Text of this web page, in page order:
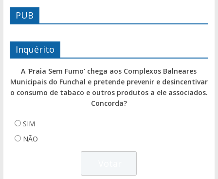
PUB
Inquérito
A 'Praia Sem Fumo' chega aos Complexos Balneares
Municipais do Funchal e pretende prevenir e desincentivar
o consumo de tabaco e outros produtos a ele associados.
Concorda?
SIM
NÃO